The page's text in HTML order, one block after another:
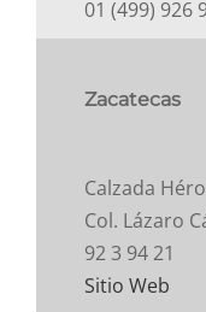
01 (499) 926
Zacatecas
Calzada
Col. Lázaro
92 3 94 21
Sitio Web